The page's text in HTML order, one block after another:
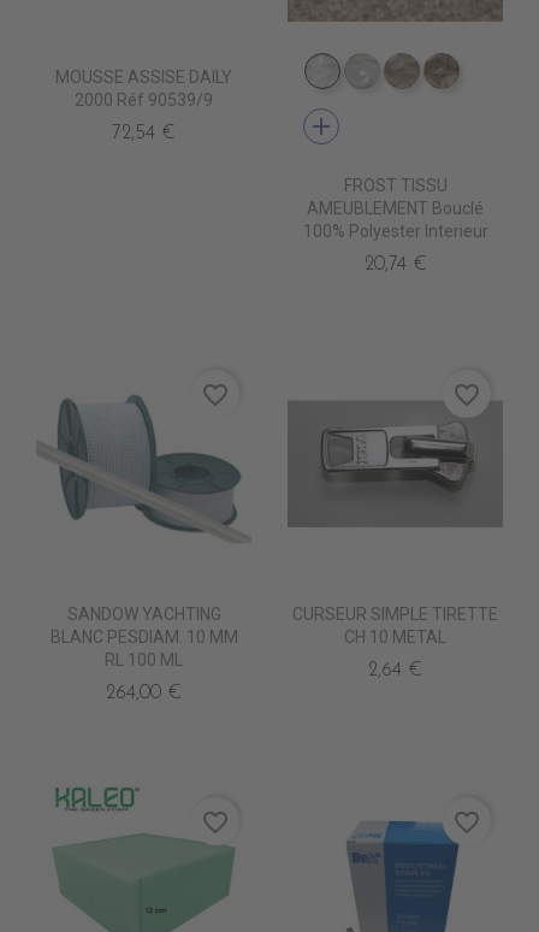
MOUSSE ASSISE DAILY
2000 Réf 90539/9
72,54 €
TA5300 BLANC
TA5301 CREME
TA5302 LIN
TA5303
add
FROST TISSU
AMEUBLEMENT Bouclé
100% Polyester Interieur
20,74 €
SANDOW YACHTING
BLANC PESDIAM. 10 MM
RL 100 ML
264,00 €
favorite_border
CURSEUR SIMPLE TIRETTE
CH 10 METAL
2,64 €
favorite_border
favorite_border favorite_border